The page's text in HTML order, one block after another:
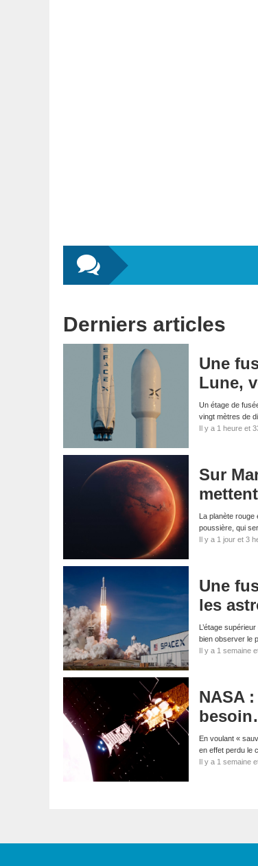
Derniers articles
Une
Lune,
Un étage de
vingt mètres de
Il y a 1 heure et
Sur
La planète
poussière, qui
Il y a 1 jour et 3
Une
les
L’étage
bien observer le
Il y a 1 semaine
NASA
En voulant «
en effet perdu le
Il y a 1 semaine